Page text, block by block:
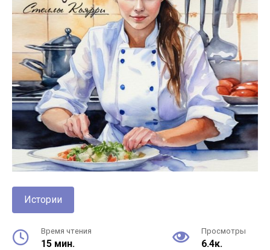
Истории
Время чтения
15 мин.
Просмотры
6.4к.